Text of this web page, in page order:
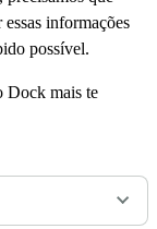
informações
possível.
Dock mais te